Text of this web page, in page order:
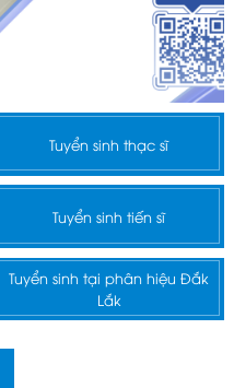
Tuyển sinh thạc sĩ
Tuyển sinh tiến sĩ
Tuyển sinh tại phân hiệu Đắk
Lắk